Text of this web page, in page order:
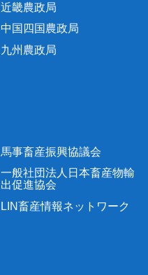
近畿農政局
中国四国農政局
九州農政局
馬事畜産振興協議会
一般社団法人日本畜産物輸
出促進協会
LIN畜産情報ネットワーク